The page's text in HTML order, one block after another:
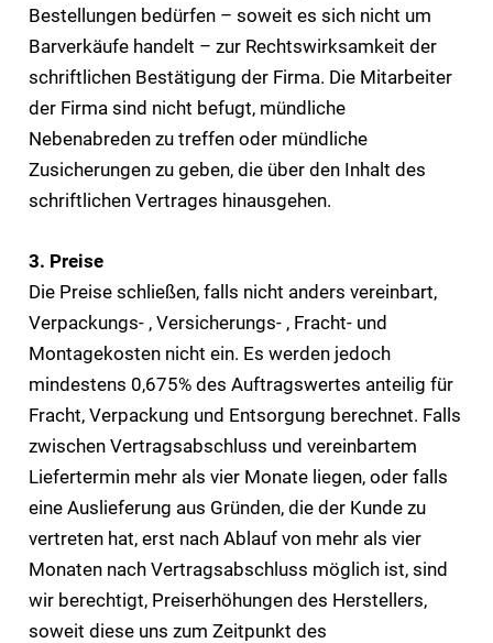
Bestellungen bedürfen – soweit es sich nicht um
Barverkäufe handelt – zur Rechtswirksamkeit der
schriftlichen Bestätigung der Firma. Die Mitarbeiter
der Firma sind nicht befugt, mündliche
Nebenabreden zu treffen oder mündliche
Zusicherungen zu geben, die über den Inhalt des
schriftlichen Vertrages hinausgehen.
3. Preise
Die Preise schließen, falls nicht anders vereinbart,
Verpackungs- , Versicherungs- , Fracht- und
Montagekosten nicht ein. Es werden jedoch
mindestens 0,675% des Auftragswertes anteilig für
Fracht, Verpackung und Entsorgung berechnet. Falls
zwischen Vertragsabschluss und vereinbartem
Liefertermin mehr als vier Monate liegen, oder falls
eine Auslieferung aus Gründen, die der Kunde zu
vertreten hat, erst nach Ablauf von mehr als vier
Monaten nach Vertragsabschluss möglich ist, sind
wir berechtigt, Preiserhöhungen des Herstellers,
soweit diese uns zum Zeitpunkt des